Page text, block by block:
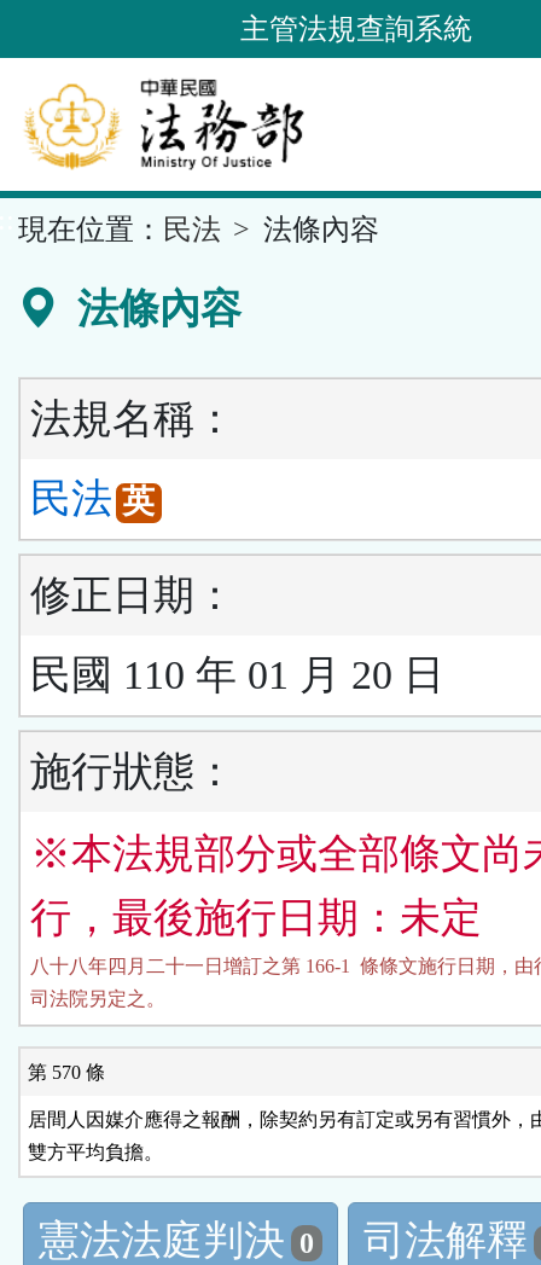
到
要
內
容
區
主管法規查詢系統
現在位置： 民法 法條內容
法條內容
法規名稱：
民法 英
修正日期：
民國 110 年 01 月 20 日
施行狀態：
※本法規部分或全部條文尚
行，最後施行日期：未定
八十八年四月二十一日增訂之第 166-1  條條文施行日期，由
司法院另定之。
第 570 條
居間人因媒介應得之報酬，除契約另有訂定或另有習慣外，
雙方平均負擔。
憲法法庭判決 0
司法解釋